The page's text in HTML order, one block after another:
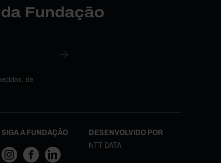
Fundação
de
SIGA A FUNDAÇÃO DESENVOLVIDO POR
NTT DATA